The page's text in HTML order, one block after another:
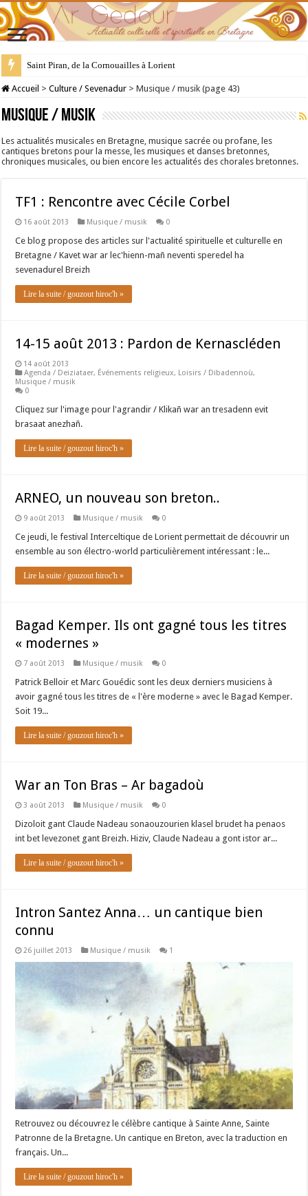
Saint Piran, de la Cornouailles à Lorient
28 juillet : Saint Samson de Dol, père de la Bretagne chrétienne
Accueil > Culture / Sevenadur > Musique / musik (page 43)
Musique / musik
Les actualités musicales en Bretagne, musique sacrée ou profane, les
cantiques bretons pour la messe, les musiques et danses bretonnes,
chroniques musicales, ou bien encore les actualités des chorales bretonnes.
TF1 : Rencontre avec Cécile Corbel
16 août 2013 Musique / musik 0
Ce blog propose des articles sur l'actualité spirituelle et culturelle en
Bretagne / Kavet war ar lec'hienn-mañ neventi speredel ha
sevenadurel Breizh
Lire la suite / gouzout hiroc'h »
14-15 août 2013 : Pardon de Kernascléden
14 août 2013
Agenda / Deiziataer, Événements religieux, Loisirs / Dibadennoù,
Musique / musik
0
Cliquez sur l'image pour l'agrandir / Klikañ war an tresadenn evit
brasaat anezhañ.
Lire la suite / gouzout hiroc'h »
ARNEO, un nouveau son breton..
9 août 2013 Musique / musik 0
Ce jeudi, le festival Interceltique de Lorient permettait de découvrir un
ensemble au son électro-world particulièrement intéressant : le...
Lire la suite / gouzout hiroc'h »
Bagad Kemper. Ils ont gagné tous les titres
« modernes »
7 août 2013 Musique / musik 0
Patrick Belloir et Marc Gouédic sont les deux derniers musiciens à
avoir gagné tous les titres de « l'ère moderne » avec le Bagad Kemper.
Soit 19...
Lire la suite / gouzout hiroc'h »
War an Ton Bras – Ar bagadoù
3 août 2013 Musique / musik 0
Dizoloit gant Claude Nadeau sonaouzourien klasel brudet ha penaos
int bet levezonet gant Breizh. Hiziv, Claude Nadeau a gont istor ar...
Lire la suite / gouzout hiroc'h »
Intron Santez Anna… un cantique bien
connu
26 juillet 2013 Musique / musik 1
Retrouvez ou découvrez le célèbre cantique à Sainte Anne, Sainte
Patronne de la Bretagne. Un cantique en Breton, avec la traduction en
français. Un...
Lire la suite / gouzout hiroc'h »